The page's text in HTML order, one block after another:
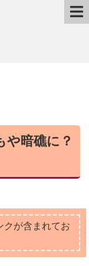
や暗礁に？
クが含まれてお